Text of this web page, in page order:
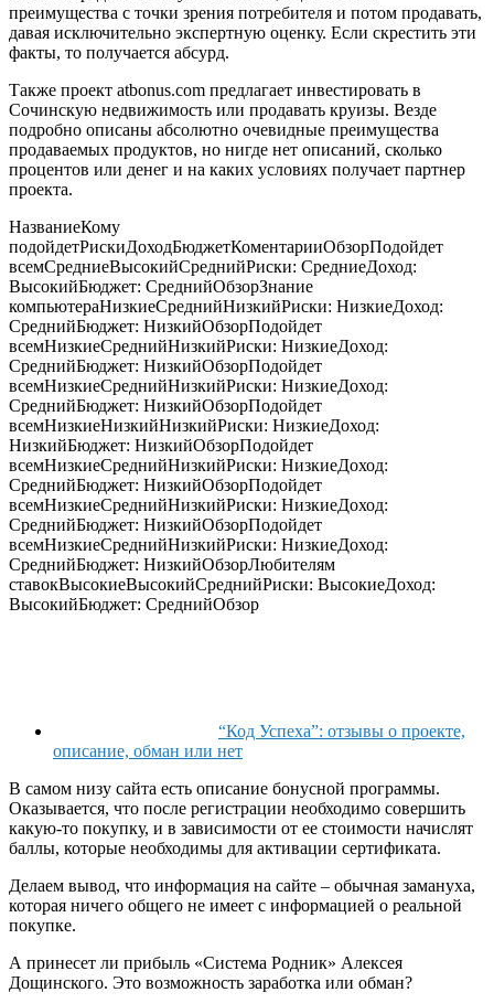
преимущества с точки зрения потребителя и потом продавать,
давая исключительно экспертную оценку. Если скрестить эти
факты, то получается абсурд.
Также проект atbonus.com предлагает инвестировать в
Сочинскую недвижимость или продавать круизы. Везде
подробно описаны абсолютно очевидные преимущества
продаваемых продуктов, но нигде нет описаний, сколько
процентов или денег и на каких условиях получает партнер
проекта.
НазваниеКому
подойдетРискиДоходБюджетКоментарииОбзорПодойдет
всемСредниеВысокийСреднийРиски: СредниеДоход:
ВысокийБюджет: СреднийОбзорЗнание
компьютераНизкиеСреднийНизкийРиски: НизкиеДоход:
СреднийБюджет: НизкийОбзорПодойдет
всемНизкиеСреднийНизкийРиски: НизкиеДоход:
СреднийБюджет: НизкийОбзорПодойдет
всемНизкиеСреднийНизкийРиски: НизкиеДоход:
СреднийБюджет: НизкийОбзорПодойдет
всемНизкиеНизкийНизкийРиски: НизкиеДоход:
НизкийБюджет: НизкийОбзорПодойдет
всемНизкиеСреднийНизкийРиски: НизкиеДоход:
СреднийБюджет: НизкийОбзорПодойдет
всемНизкиеСреднийНизкийРиски: НизкиеДоход:
СреднийБюджет: НизкийОбзорПодойдет
всемНизкиеСреднийНизкийРиски: НизкиеДоход:
СреднийБюджет: НизкийОбзорЛюбителям
ставокВысокиеВысокийСреднийРиски: ВысокиеДоход:
ВысокийБюджет: СреднийОбзор
“Код Успеха”: отзывы о проекте,
описание, обман или нет
В самом низу сайта есть описание бонусной программы.
Оказывается, что после регистрации необходимо совершить
какую-то покупку, и в зависимости от ее стоимости начислят
баллы, которые необходимы для активации сертификата.
Делаем вывод, что информация на сайте – обычная замануха,
которая ничего общего не имеет с информацией о реальной
покупке.
А принесет ли прибыль «Система Родник» Алексея
Дощинского. Это возможность заработка или обман?